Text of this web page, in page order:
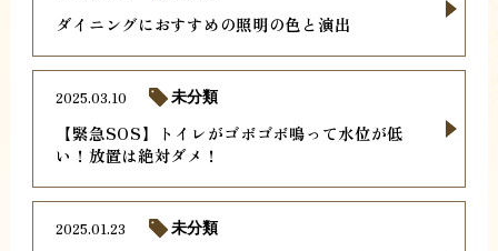
ダイニングにおすすめの照明の色と演出
【緊急SOS】トイレがゴボゴボ鳴って水位が低
い！放置は絶対ダメ！
2025.03.10 未分類
2025.01.23 未分類